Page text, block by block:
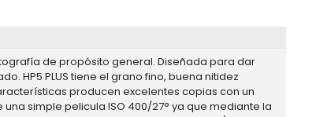
de propósito general. Diseñada para dar
HP5 PLUS tiene el grano fino, buena nitidez
producen excelentes copias con un
simple pelicula ISO 400/27° ya que mediante la